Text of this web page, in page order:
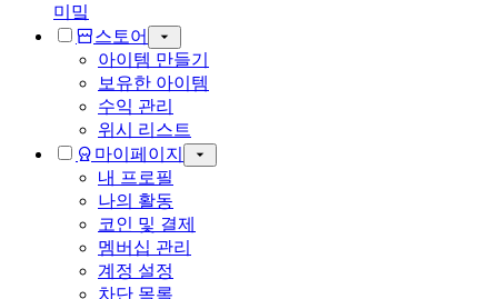
미밐
스토어
아이템 만들기
보유한 아이템
수익 관리
위시 리스트
마이페이지
내 프로필
나의 활동
코인 및 결제
멤버십 관리
계정 설정
차단 목록